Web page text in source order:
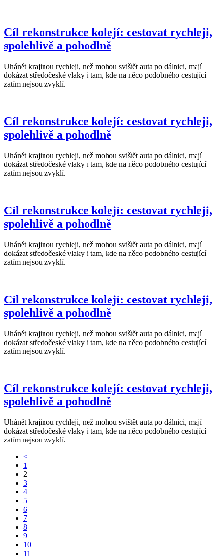
Cíl rekonstrukce kolejí: cestovat rychleji,
spolehlivě a pohodlně
Uhánět krajinou rychleji, než mohou svištět auta po dálnici, mají
dokázat středočeské vlaky i tam, kde na něco podobného cestující
zatím nejsou zvyklí.
Cíl rekonstrukce kolejí: cestovat rychleji,
spolehlivě a pohodlně
Uhánět krajinou rychleji, než mohou svištět auta po dálnici, mají
dokázat středočeské vlaky i tam, kde na něco podobného cestující
zatím nejsou zvyklí.
Cíl rekonstrukce kolejí: cestovat rychleji,
spolehlivě a pohodlně
Uhánět krajinou rychleji, než mohou svištět auta po dálnici, mají
dokázat středočeské vlaky i tam, kde na něco podobného cestující
zatím nejsou zvyklí.
Cíl rekonstrukce kolejí: cestovat rychleji,
spolehlivě a pohodlně
Uhánět krajinou rychleji, než mohou svištět auta po dálnici, mají
dokázat středočeské vlaky i tam, kde na něco podobného cestující
zatím nejsou zvyklí.
Cíl rekonstrukce kolejí: cestovat rychleji,
spolehlivě a pohodlně
Uhánět krajinou rychleji, než mohou svištět auta po dálnici, mají
dokázat středočeské vlaky i tam, kde na něco podobného cestující
zatím nejsou zvyklí.
<
1
2
3
4
5
6
7
8
9
10
11